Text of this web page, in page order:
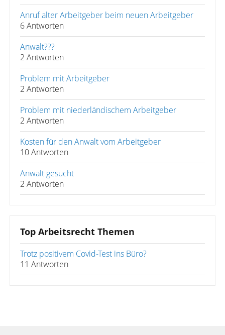
Anruf alter Arbeitgeber beim neuen Arbeitgeber
6 Antworten
Anwalt???
2 Antworten
Problem mit Arbeitgeber
2 Antworten
Problem mit niederländischem Arbeitgeber
2 Antworten
Kosten für den Anwalt vom Arbeitgeber
10 Antworten
Anwalt gesucht
2 Antworten
Top Arbeitsrecht Themen
Trotz positivem Covid-Test ins Büro?
11 Antworten